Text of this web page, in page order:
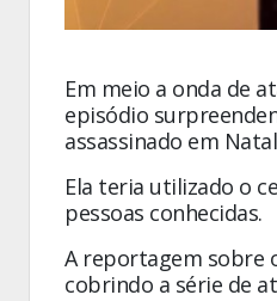
Em meio a onda de
episódio
assassinado em
Ela teria utilizado o
pessoas conhecidas.
A reportagem sobre
cobrindo a série de